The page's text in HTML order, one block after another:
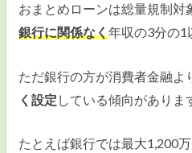
おまとめローンは総量規制対
銀行に関係なく年収の3分の1
ただ銀行の方が消費者金融よ
く設定 している傾向がありま
たとえば銀行では最大1,200